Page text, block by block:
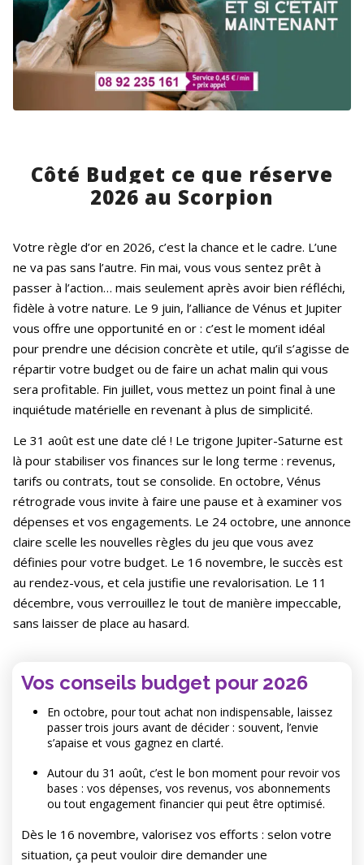
Côté Budget ce que réserve
2026 au Scorpion
Votre règle d’or en 2026, c’est la chance et le cadre. L’une
ne va pas sans l’autre. Fin mai, vous vous sentez prêt à
passer à l’action… mais seulement après avoir bien réfléchi,
fidèle à votre nature. Le 9 juin, l’alliance de Vénus et Jupiter
vous offre une opportunité en or : c’est le moment idéal
pour prendre une décision concrète et utile, qu’il s’agisse de
répartir votre budget ou de faire un achat malin qui vous
sera profitable. Fin juillet, vous mettez un point final à une
inquiétude matérielle en revenant à plus de simplicité.
Le 31 août est une date clé ! Le trigone Jupiter-Saturne est
là pour stabiliser vos finances sur le long terme : revenus,
tarifs ou contrats, tout se consolide. En octobre, Vénus
rétrograde vous invite à faire une pause et à examiner vos
dépenses et vos engagements. Le 24 octobre, une annonce
claire scelle les nouvelles règles du jeu que vous avez
définies pour votre budget. Le 16 novembre, le succès est
au rendez-vous, et cela justifie une revalorisation. Le 11
décembre, vous verrouillez le tout de manière impeccable,
sans laisser de place au hasard.
Vos conseils budget pour 2026
En octobre, pour tout achat non indispensable, laissez
passer trois jours avant de décider : souvent, l’envie
s’apaise et vous gagnez en clarté.
Autour du 31 août, c’est le bon moment pour revoir vos
bases : vos dépenses, vos revenus, vos abonnements
ou tout engagement financier qui peut être optimisé.
Dès le 16 novembre, valorisez vos efforts : selon votre
situation, ça peut vouloir dire demander une